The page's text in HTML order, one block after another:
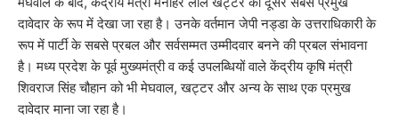
दावेदार के रूप में देखा जा रहा है। उनके वर्तमान जेपी नड्डा के उत्तराधिकारी के
रूप में पार्टी के सबसे प्रबल और सर्वसम्मत उम्मीदवार बनने की प्रबल संभावना
है। मध्य प्रदेश के पूर्व मुख्यमंत्री व कई उपलब्धियों वाले केंद्रीय कृषि मंत्री
शिवराज सिंह चौहान को भी मेघवाल, खट्टर और अन्य के साथ एक प्रमुख
दावेदार माना जा रहा है।